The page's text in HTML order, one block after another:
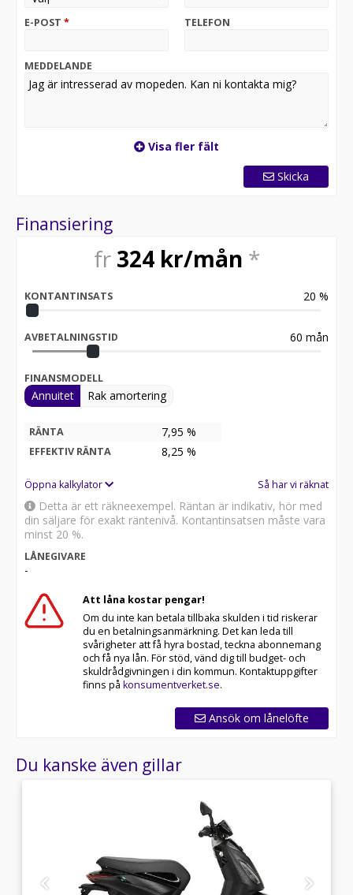
E-POST * TELEFON
MEDDELANDE
Visa fler fält
Skicka
Finansiering
fr 324kr/mån *
KONTANTINSATS 20 %
AVBETALNINGSTID 60 mån
FINANSMODELL
Annuitet Rak amortering
RÄNTA 7,95 %
EFFEKTIV RÄNTA 8,25 %
Öppna kalkylator Så har vi räknat
Detta är ett räkneexempel. Räntan är indikativ, hör med
din säljare för exakt räntenivå. Kontantinsatsen måste vara
minst 20 %.
LÅNEGIVARE
-
Att låna kostar pengar!
Om du inte kan betala tillbaka skulden i tid riskerar
du en betalningsanmärkning. Det kan leda till
svårigheter att få hyra bostad, teckna abonnemang
och få nya lån. För stöd, vänd dig till budget- och
skuldrådgivningen i din kommun. Kontaktuppgifter
finns på konsumentverket.se.
Ansök om lånelöfte
Du kanske även gillar